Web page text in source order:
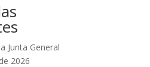
Junta General
2026